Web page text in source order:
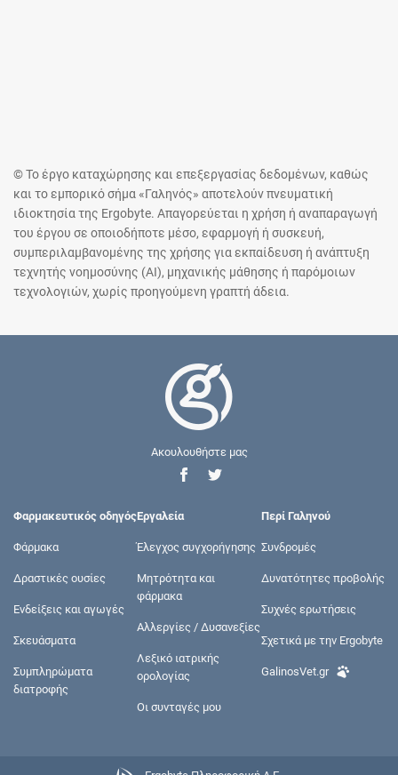
© Το έργο καταχώρησης και επεξεργασίας δεδομένων, καθώς
και το εμπορικό σήμα «Γαληνός» αποτελούν πνευματική
ιδιοκτησία της Ergobyte. Απαγορεύεται η χρήση ή αναπαραγωγή
του έργου σε οποιοδήποτε μέσο, εφαρμογή ή συσκευή,
συμπεριλαμβανομένης της χρήσης για εκπαίδευση ή ανάπτυξη
τεχνητής νοημοσύνης (AI), μηχανικής μάθησης ή παρόμοιων
τεχνολογιών, χωρίς προηγούμενη γραπτή άδεια.
Ακουλουθήστε μας
Φαρμακευτικός οδηγός
Φάρμακα
Δραστικές ουσίες
Ενδείξεις και αγωγές
Σκευάσματα
Συμπληρώματα
διατροφής
Εργαλεία
Έλεγχος συγχορήγησης
Μητρότητα και
φάρμακα
Αλλεργίες / Δυσανεξίες
Λεξικό ιατρικής
ορολογίας
Οι συνταγές μου
Περί Γαληνού
Συνδρομές
Δυνατότητες προβολής
Συχνές ερωτήσεις
Σχετικά με την Ergobyte
GalinosVet.gr